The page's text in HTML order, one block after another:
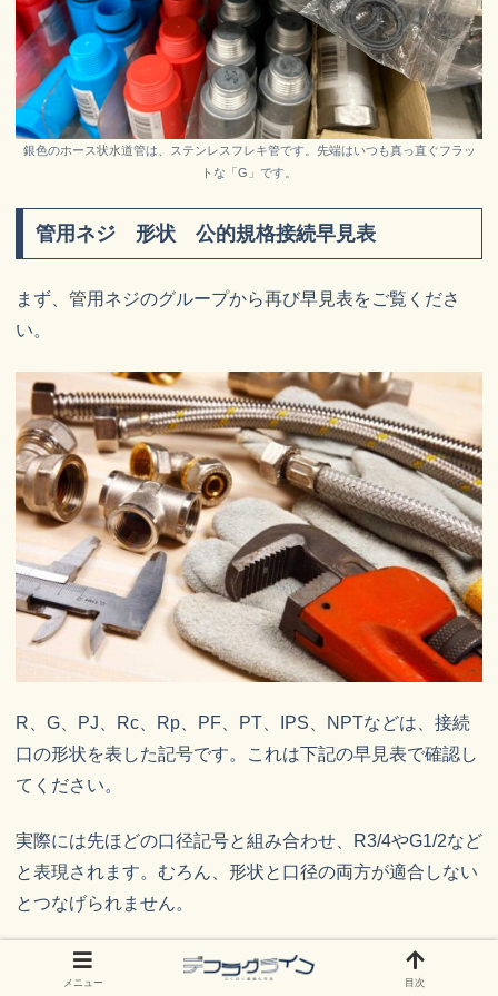
銀色のホース状水道管は、ステンレスフレキ管です。先端はいつも真っ直ぐフラッ
トな「G」です。
管用ネジ 形状 公的規格接続早見表
まず、管用ネジのグループから再び早見表をご覧くださ
い。
R、G、PJ、Rc、Rp、PF、PT、IPS、NPTなどは、接続
口の形状を表した記号です。これは下記の早見表で確認し
てください。
実際には先ほどの口径記号と組み合わせ、R3/4やG1/2など
と表現されます。むろん、形状と口径の両方が適合しない
とつなげられません。
R（テーパオ
G（平行オ
PJ（給水栓オ
メニュー 目次